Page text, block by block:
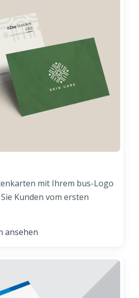
mit Ihrem bus-Logo
Kunden vom ersten
ansehen